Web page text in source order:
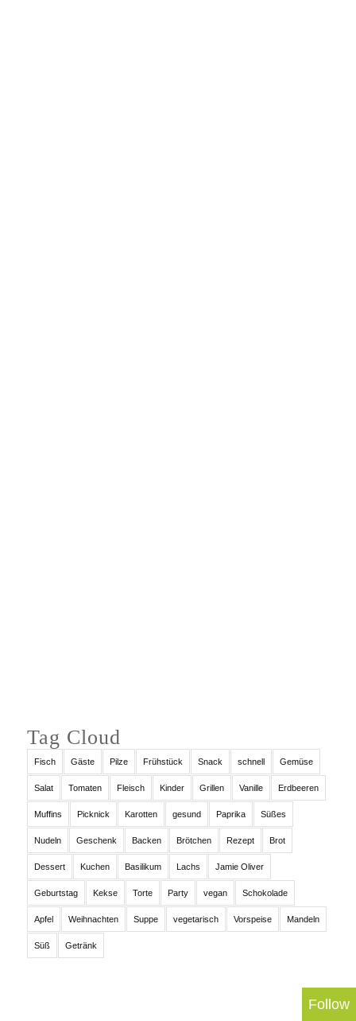
Tag Cloud
Fisch Gäste Pilze Frühstück Snack schnell Gemüse
Salat Tomaten Fleisch Kinder Grillen Vanille Erdbeeren
Muffins Picknick Karotten gesund Paprika Süßes
Nudeln Geschenk Backen Brötchen Rezept Brot
Dessert Kuchen Basilikum Lachs Jamie Oliver
Geburtstag Kekse Torte Party vegan Schokolade
Apfel Weihnachten Suppe vegetarisch Vorspeise Mandeln
Süß Getränk
Follow